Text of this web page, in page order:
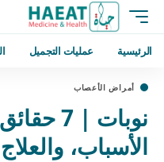
الرئيسية عمليات التجميل
أمراض الأعصاب
نوبات |
الأسباب، والعلاج